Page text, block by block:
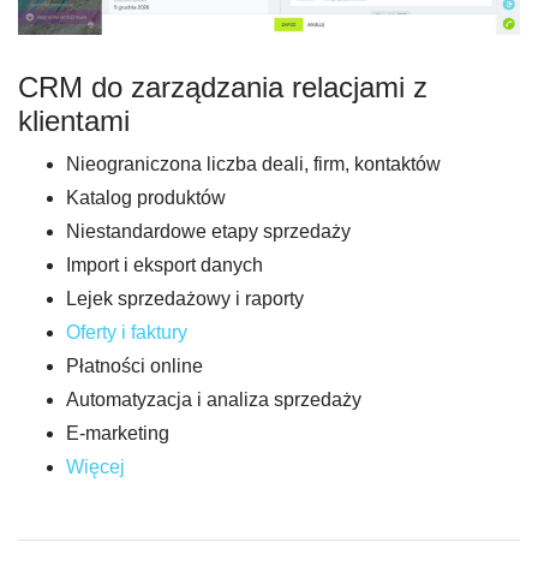
CRM do zarządzania relacjami z
klientami
Nieograniczona liczba deali, firm, kontaktów
Katalog produktów
Niestandardowe etapy sprzedaży
Import i eksport danych
Lejek sprzedażowy i raporty
Oferty i faktury
Płatności online
Automatyzacja i analiza sprzedaży
E-marketing
Więcej